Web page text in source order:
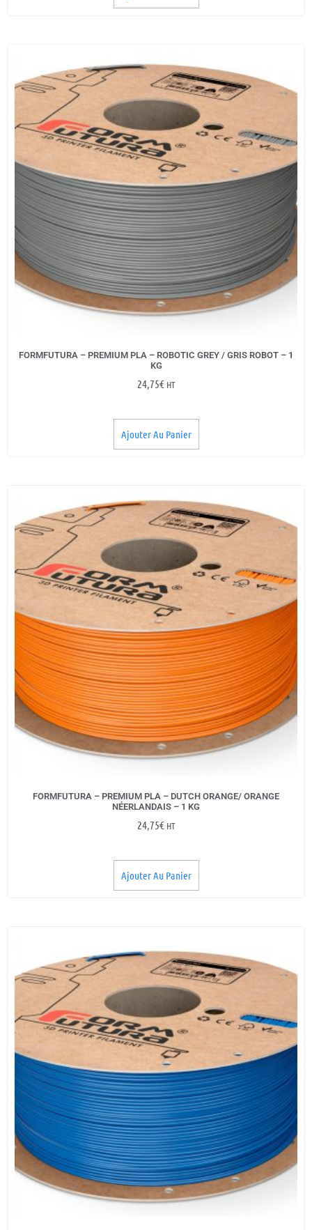
FORMFUTURA – PREMIUM PLA – ROBOTIC GREY / GRIS ROBOT – 1
KG
24,75€ HT
Ajouter Au Panier
FORMFUTURA – PREMIUM PLA – DUTCH ORANGE/ ORANGE
NÉERLANDAIS – 1 KG
24,75€ HT
Ajouter Au Panier